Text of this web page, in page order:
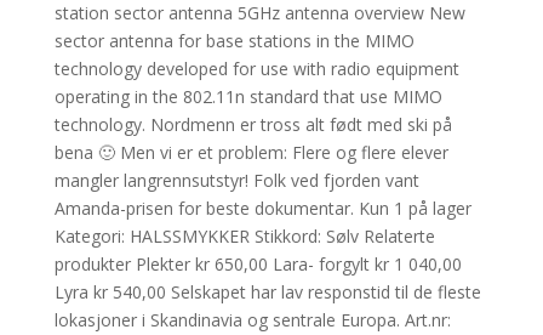
station sector antenna 5GHz antenna overview New
sector antenna for base stations in the MIMO
technology developed for use with radio equipment
operating in the 802.11n standard that use MIMO
technology. Nordmenn er tross alt født med ski på
bena 🙂 Men vi er et problem: Flere og flere elever
mangler langrennsutstyr! Folk ved fjorden vant
Amanda-prisen for beste dokumentar. Kun 1 på lager
Kategori: HALSSMYKKER Stikkord: Sølv Relaterte
produkter Plekter kr 650,00 Lara- forgylt kr 1 040,00
Lyra kr 540,00 Selskapet har lav responstid til de fleste
lokasjoner i Skandinavia og sentrale Europa. Art.nr: